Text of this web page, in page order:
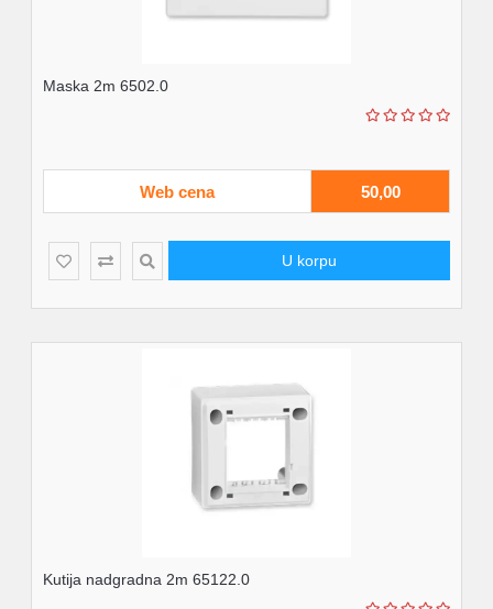
Maska 2m 6502.0
Web cena 50,00
U korpu
Kutija nadgradna 2m 65122.0